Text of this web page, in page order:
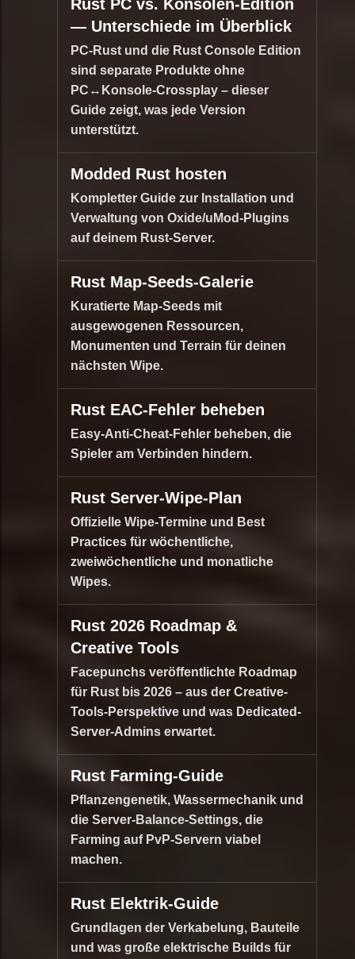
Rust PC vs. Konsolen-Edition
— Unterschiede im Überblick
PC-Rust und die Rust Console Edition
sind separate Produkte ohne
PC↔Konsole-Crossplay – dieser
Guide zeigt, was jede Version
unterstützt.
Modded Rust hosten
Kompletter Guide zur Installation und
Verwaltung von Oxide/uMod-Plugins
auf deinem Rust-Server.
Rust Map-Seeds-Galerie
Kuratierte Map-Seeds mit
ausgewogenen Ressourcen,
Monumenten und Terrain für deinen
nächsten Wipe.
Rust EAC-Fehler beheben
Easy-Anti-Cheat-Fehler beheben, die
Spieler am Verbinden hindern.
Rust Server-Wipe-Plan
Offizielle Wipe-Termine und Best
Practices für wöchentliche,
zweiwöchentliche und monatliche
Wipes.
Rust 2026 Roadmap &
Creative Tools
Facepunchs veröffentlichte Roadmap
für Rust bis 2026 – aus der Creative-
Tools-Perspektive und was Dedicated-
Server-Admins erwartet.
Rust Farming-Guide
Pflanzengenetik, Wassermechanik und
die Server-Balance-Settings, die
Farming auf PvP-Servern viabel
machen.
Rust Elektrik-Guide
Grundlagen der Verkabelung, Bauteile
und was große elektrische Builds für